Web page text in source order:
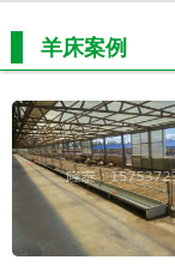
羊床案例